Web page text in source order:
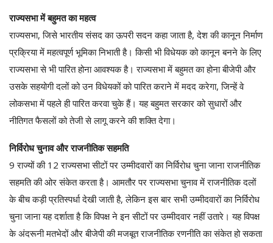
राज्यसभा में बहुमत का महत्व
राज्यसभा, जिसे भारतीय संसद का ऊपरी सदन कहा जाता है, देश की कानून निर्माण
प्रक्रिया में महत्वपूर्ण भूमिका निभाती है। किसी भी विधेयक को कानून बनने के लिए
राज्यसभा से भी पारित होना आवश्यक है। राज्यसभा में बहुमत का होना बीजेपी और
उसके सहयोगी दलों को उन विधेयकों को पारित कराने में मदद करेगा, जिन्हें वे
लोकसभा में पहले ही पारित करवा चुके हैं। यह बहुमत सरकार को सुधारों और
नीतिगत फैसलों को तेजी से लागू करने की शक्ति देगा।
निर्विरोध चुनाव और राजनीतिक सहमति
9 राज्यों की 12 राज्यसभा सीटों पर उम्मीदवारों का निर्विरोध चुना जाना राजनीतिक
सहमति की ओर संकेत करता है। आमतौर पर राज्यसभा चुनाव में राजनीतिक दलों
के बीच कड़ी प्रतिस्पर्धा देखी जाती है, लेकिन इस बार सभी उम्मीदवारों का निर्विरोध
चुना जाना यह दर्शाता है कि विपक्ष ने इन सीटों पर उम्मीदवार नहीं उतारे। यह विपक्ष
के अंदरूनी मतभेदों और बीजेपी की मजबूत राजनीतिक रणनीति का संकेत हो सकता